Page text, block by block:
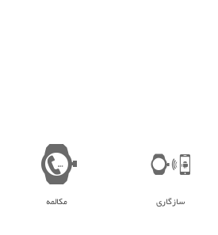
مکالمه سازگاری